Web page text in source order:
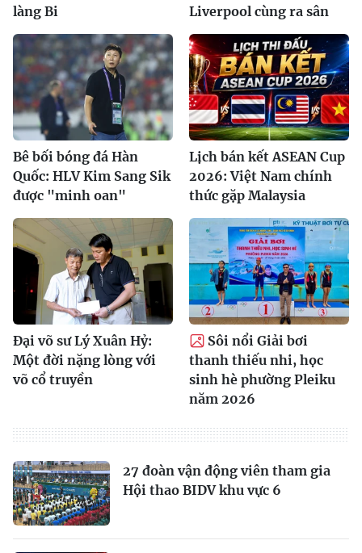
làng Bi
Liverpool cùng ra sân
Bê bối bóng đá Hàn
Quốc: HLV Kim Sang Sik
được "minh oan"
Lịch bán kết ASEAN Cup
2026: Việt Nam chính
thức gặp Malaysia
Đại võ sư Lý Xuân Hỷ:
Một đời nặng lòng với
võ cổ truyền
Sôi nổi Giải bơi
thanh thiếu nhi, học
sinh hè phường Pleiku
năm 2026
27 đoàn vận động viên tham gia
Hội thao BIDV khu vực 6